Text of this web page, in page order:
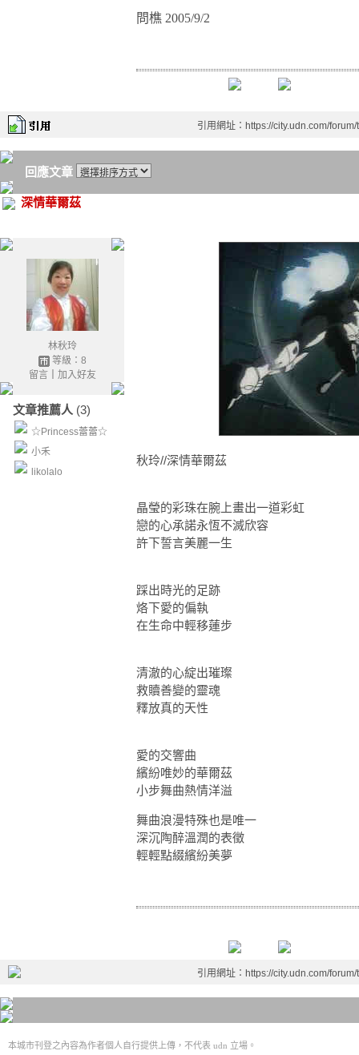
問樵 2005/9/2
引用網址：https://city.udn.com/
回應文章
深情華爾茲
林秋玲
等級：8
留言｜ 加入好友
文章推薦人 (3)
☆Princess蕾蕾☆
小禾
likolalo
秋玲//深情華爾茲
晶瑩的彩珠在腕上畫出一道彩虹
戀的心承諾永恆不滅欣容
許下誓言美麗一生
踩出時光的足跡
烙下愛的偏執
在生命中輕移蓮步
清澈的心綻出璀璨
救贖善變的靈魂
釋放真的天性
愛的交響曲
繽紛唯妙的華爾茲
小步舞曲熱情洋溢
舞曲浪漫特殊也是唯一
深沉陶醉溫潤的表徵
輕輕點綴繽紛美夢
引用網址：https://city.udn.com/
本城市刊登之內容為作者個人自行提供上傳，不代表 udn 立場。